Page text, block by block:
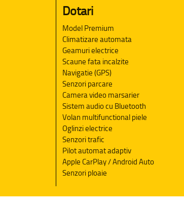
Dotari
Model Premium
Climatizare automata
Geamuri electrice
Scaune fata incalzite
Navigatie (GPS)
Senzori parcare
Camera video marsarier
Sistem audio cu Bluetooth
Volan multifunctional piele
Oglinzi electrice
Senzori trafic
Pilot automat adaptiv
Apple CarPlay / Android Auto
Senzori ploaie